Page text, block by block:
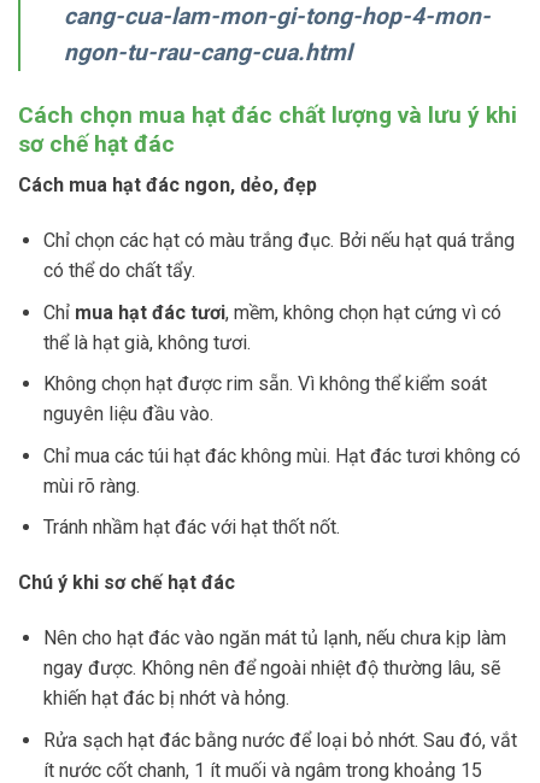
cang-cua-lam-mon-gi-tong-hop-4-mon-
ngon-tu-rau-cang-cua.html
Cách chọn mua hạt đác chất lượng và lưu ý khi
sơ chế hạt đác
Cách mua hạt đác ngon, dẻo, đẹp
Chỉ chọn các hạt có màu trắng đục. Bởi nếu hạt quá trắng
có thể do chất tẩy.
Chỉ mua hạt đác tươi, mềm, không chọn hạt cứng vì có
thể là hạt già, không tươi.
Không chọn hạt được rim sẵn. Vì không thể kiểm soát
nguyên liệu đầu vào.
Chỉ mua các túi hạt đác không mùi. Hạt đác tươi không có
mùi rõ ràng.
Tránh nhầm hạt đác với hạt thốt nốt.
Chú ý khi sơ chế hạt đác
Nên cho hạt đác vào ngăn mát tủ lạnh, nếu chưa kịp làm
ngay được. Không nên để ngoài nhiệt độ thường lâu, sẽ
khiến hạt đác bị nhớt và hỏng.
Rửa sạch hạt đác bằng nước để loại bỏ nhớt. Sau đó, vắt
ít nước cốt chanh, 1 ít muối và ngâm trong khoảng 15